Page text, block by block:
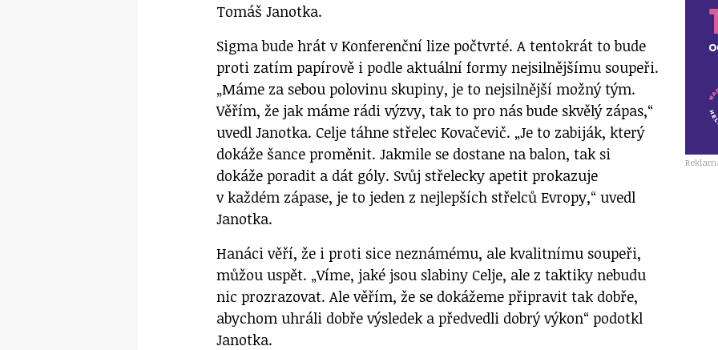
Tomáš Janotka.
Sigma bude hrát v Konferenční lize počtvrté. A tentokrát to bude
proti zatím papírově i podle aktuální formy nejsilnějšímu soupeři.
„Máme za sebou polovinu skupiny, je to nejsilnější možný tým.
Věřím, že jak máme rádi výzvy, tak to pro nás bude skvělý zápas,“
uvedl Janotka. Celje táhne střelec Kovačevič. „Je to zabiják, který
dokáže šance proměnit. Jakmile se dostane na balon, tak si
dokáže poradit a dát góly. Svůj střelecky apetit prokazuje
v každém zápase, je to jeden z nejlepších střelců Evropy,“ uvedl
Janotka.
Hanáci věří, že i proti sice neznámému, ale kvalitnímu soupeři,
můžou uspět. „Víme, jaké jsou slabiny Celje, ale z taktiky nebudu
nic prozrazovat. Ale věřím, že se dokážeme připravit tak dobře,
abychom uhráli dobře výsledek a předvedli dobrý výkon“ podotkl
Janotka.